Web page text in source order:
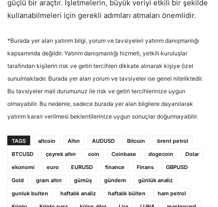
güçlü bir araçtır. İşletmelerin, büyük veriyi etkili bir şekilde
kullanabilmeleri için gerekli adımları atmaları önemlidir.
*Burada yer alan yatırım bilgi, yorum ve tavsiyeleri yatırım danışmanlığı
kapsamında değildir. Yatırım danışmanlığı hizmeti, yetkili kuruluşlar
tarafından kişilerin risk ve getiri tercihleri dikkate alınarak kişiye özel
sunulmaktadır. Burada yer alan yorum ve tavsiyeler ise genel niteliktedir.
Bu tavsiyeler mali durumunuz ile risk ve getiri tercihlerinize uygun
olmayabilir. Bu nedenle, sadece burada yer alan bilgilere dayanılarak
yatırım kararı verilmesi beklentilerinize uygun sonuçlar doğurmayabilir.
TAGS altcoin Altın AUDUSD Bitcoin
brent petrol
BTCUSD
çeyrek altın coin Coinbase dogecoin
Dolar
ekonomi
euro EURUSD finance Finans
GBPUSD
Gold
gram altın gümüş gündem
günlük analiz
gunluk bulten
haftalık analiz haftalık bülten
ham petrol